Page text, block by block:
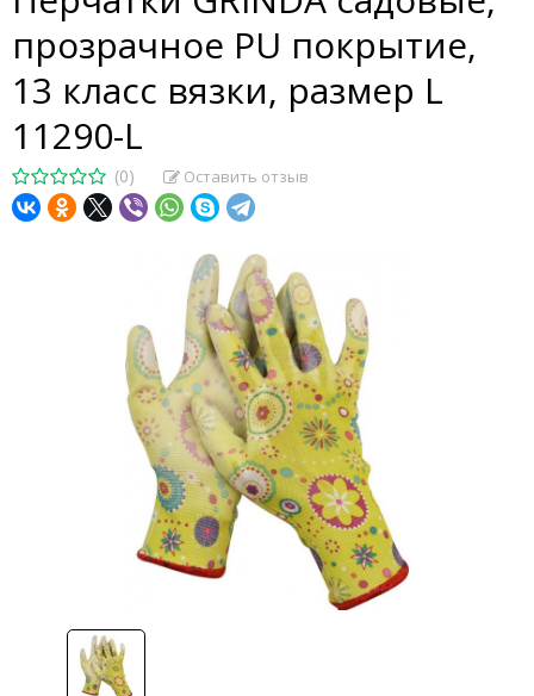
прозрачное PU покрытие,
13 класс вязки, размер L
11290-L
(0) Оставить отзыв